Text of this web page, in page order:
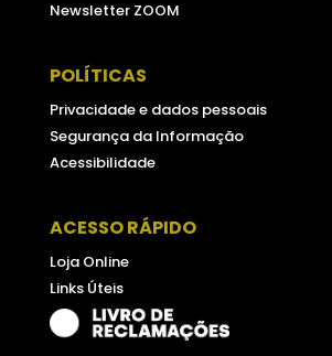
Newsletter ZOOM
POLÍTICAS
Privacidade e dados pessoais
Segurança da Informação
Acessibilidade
ACESSO RÁPIDO
Loja Online
Links Úteis